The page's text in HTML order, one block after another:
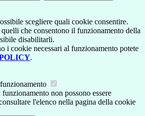
scegliere quali cookie consentire.
che consentono il funzionamento della
disabilitarli.
i cookie necessari al funzionamento potete
.
non possono essere
l'elenco nella pagina della cookie